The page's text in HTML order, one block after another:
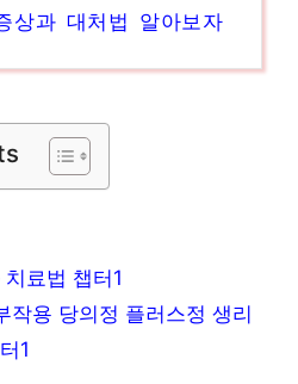
상과 대처법 알아보자
살이 찐다면 챕터1
료법 챕터1
작용 당의정 플러스정 생리
1